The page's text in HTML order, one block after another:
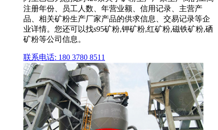
注册年份、员工人数、年营业额、信用记录、主营产
品、相关矿粉生产厂家产品的供求信息、交易记录等企
业详情。您还可以找s95矿粉,钾矿粉,红矿粉,磁铁矿粉,硒
矿粉等公司信息。
联系电话: 180 3780 8511